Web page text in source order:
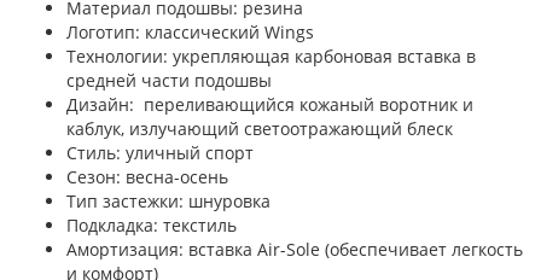
Материал подошвы: резина
Логотип: классический Wings
Технологии: укрепляющая карбоновая вставка в
средней части подошвы
Дизайн: переливающийся кожаный воротник и
каблук, излучающий светоотражающий блеск
Стиль: уличный спорт
Сезон: весна-осень
Тип застежки: шнуровка
Подкладка: текстиль
Амортизация: вставка Air-Sole (обеспечивает легкость
и комфорт)